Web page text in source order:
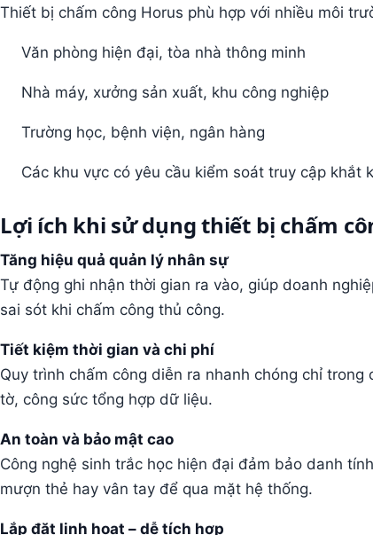
Thiết bị chấm công Horus phù hợp với nhiều môi
Văn phòng hiện đại, tòa nhà thông minh
Nhà máy, xưởng sản xuất, khu công nghiệp
Trường học, bệnh viện, ngân hàng
Các khu vực có yêu cầu kiểm soát truy cập khắt
Lợi ích khi sử dụng thiết bị chấm
Tăng hiệu quả quản lý nhân sự
Tự động ghi nhận thời gian ra vào, giúp doanh
sai sót khi chấm công thủ công.
Tiết kiệm thời gian và chi phí
Quy trình chấm công diễn ra nhanh chóng chỉ
tờ, công sức tổng hợp dữ liệu.
An toàn và bảo mật cao
Công nghệ sinh trắc học hiện đại đảm bảo danh
mượn thẻ hay vân tay để qua mặt hệ thống.
Lắp đặt linh hoạt – dễ tích hợp